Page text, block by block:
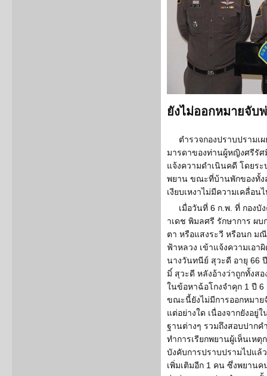
ยังไม่ออกหมายจับ
ตำรวจกองปราบปรามเ
มารดาของท่านผู้หญิงศรีรั
แจ้งความดำเนินคดี โดยระ
พยาน ขณะที่บ้านพักของทั้ง
เงียบเหงาไม่มีความเคลื่อน
เมื่อวันที่ 6 ก.พ. ที่ กองบั
าเดช พิมลศรี รักษาการ ผ
ตา หรือแสงระวี หรือนก ม
ฟ้าหลวง เข้าแจ้งความเอา
นางวันทนีย์ สุวะดี อายุ 66
มิ์ สุวะดี หลังอ้างว่าถูกทั้งส
ในข้อหาฉ้อโกงจำคุก 1 ปี 6
ขณะนี้ยังไม่มีการออกหมา
แต่อย่างใด เนื่องจากยังอยู่
ฐานต่างๆ รวมถึงสอบปาก
ทำการเรียกพยานผู้เห็นเห
บังคับการปราบปรามไปแล้
เพิ่มเติมอีก 1 คน ซึ่งพยาน